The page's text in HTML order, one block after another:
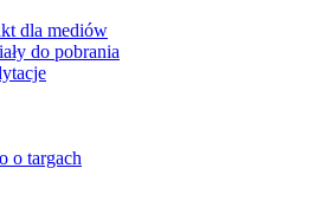
dla mediów
do pobrania
o targach